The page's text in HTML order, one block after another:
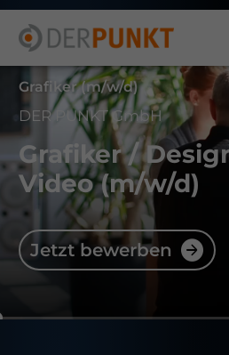
Grafiker (m/w/d)
DER PUNKT GmbH
Grafiker /
Video(m/w/d)
Jetzt bewerben